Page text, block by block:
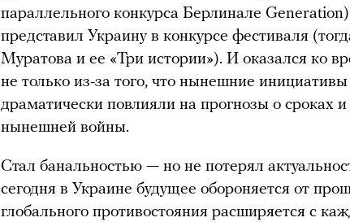
параллельного конкурса Берлинале
представил Украину в конкурсе фестиваля
Муратова и ее «Три истории»). И оказался ко
не только из-за того, что нынешние
драматически повлияли на прогнозы о сроках
нынешней войны.
Стал банальностью — но не потерял
сегодня в Украине будущее обороняется от
глобального противостояния расширяется с